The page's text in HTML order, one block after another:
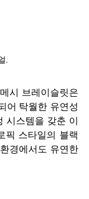
.
시 브레이슬릿은
어 탁월한 유연성
시스템을 갖춘 이
픽 스타일의 블랙
경에서도 유연한